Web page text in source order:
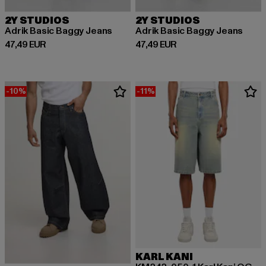
2Y STUDIOS
Adrik Basic Baggy Jeans
47,49 EUR
Derzeitiger Preis: 47,49 EUR
2Y STUDIOS
Adrik Basic Baggy Jeans
47,49 EUR
Derzeitiger Preis: 47,49 EUR
-10% -11%
KARL KANI